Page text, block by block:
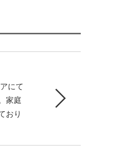
にて
家庭
おり